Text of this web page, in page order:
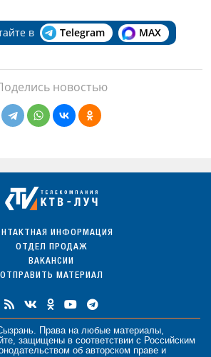
в Telegram MAX
новостью
ИНФОРМАЦИЯ
ОТДЕЛ ПРОДАЖ
ВАКАНСИИ
ОТПРАВИТЬ МАТЕРИАЛ
Права на любые материалы,
защищены в соответствии с Российским
об авторском праве и